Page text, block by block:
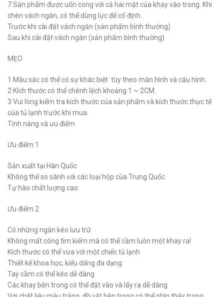
7 Sản phẩm được uốn cong với cả hai mặt của khay vào trong. Khi
chèn vách ngăn, có thể dùng lực để cố định.
Trước khi cài đặt vách ngăn (sản phẩm bình thường)
Sau khi cài đặt vách ngăn (sản phẩm bình thường)
MẸO
1 Màu sắc có thể có sự khác biệt tùy theo màn hình và cấu hình.
2 Kích thước có thể chênh lệch khoảng 1 ~ 2CM.
3 Vui lòng kiểm tra kích thước của sản phẩm và kích thước thực tế
của tủ lạnh trước khi mua.
Tính năng và ưu điểm
Ưu điểm 1
Sản xuất tại Hàn Quốc
Không thể so sánh với các loại hộp của Trung Quốc
Tự hào chất lượng cao.
Ưu điểm 2
Có những ngăn kéo lưu trữ
Không mất công tìm kiếm mà có thể cầm luôn một khay ra!
Kích thước có thể vừa với một chiếc tủ lạnh
Thiết kế khoa học, kiểu dáng đa dạng
Tay cầm có thể kéo dễ dàng
Các khay bên trong có thể đặt vào và lấy ra dễ dàng